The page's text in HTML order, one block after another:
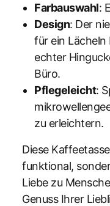
Farbauswahl:
Design: Der
für ein Lächeln
echter
Büro.
Pflegeleicht:
zu erleichtern.
Diese
funktional,
Liebe zu
Genuss Ihrer